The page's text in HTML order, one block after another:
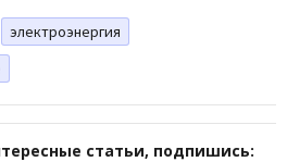
электроэнергия
статьи, подпишись: